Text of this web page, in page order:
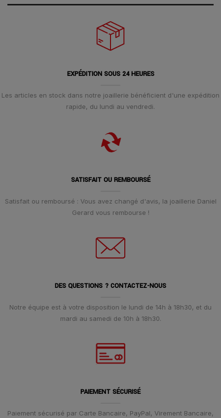
EXPÉDITION SOUS 24 HEURES
Les articles en stock dans notre joaillerie bénéficient d'une expédition
rapide, du lundi au vendredi.
SATISFAIT OU REMBOURSÉ
Satisfait ou remboursé : Vous avez changé d'avis, la joaillerie Daniel
Gerard vous rembourse !
DES QUESTIONS ? CONTACTEZ-NOUS
Notre équipe est à votre disposition le lundi de 14h à 18h30, et du
mardi au samedi de 10h à 18h30.
PAIEMENT SÉCURISÉ
Paiement sécurisé par Carte Bancaire, PayPal, Virement Bancaire,